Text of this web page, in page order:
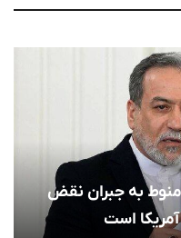
منوط به جبران نقض
است